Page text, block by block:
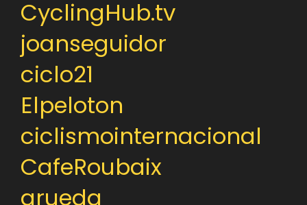
CyclingHub.tv
joanseguidor
ciclo21
Elpeloton
ciclismointernacional
CafeRoubaix
arueda